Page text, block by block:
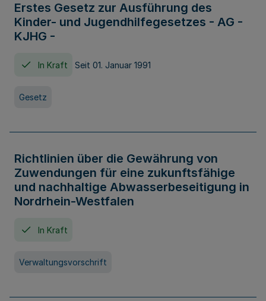
Erstes Gesetz zur Ausführung des
Kinder- und Jugendhilfegesetzes - AG -
KJHG -
In Kraft Seit 01. Januar 1991
Gesetz
Richtlinien über die Gewährung von
Zuwendungen für eine zukunftsfähige
und nachhaltige Abwasserbeseitigung in
Nordrhein-Westfalen
In Kraft
Verwaltungsvorschrift